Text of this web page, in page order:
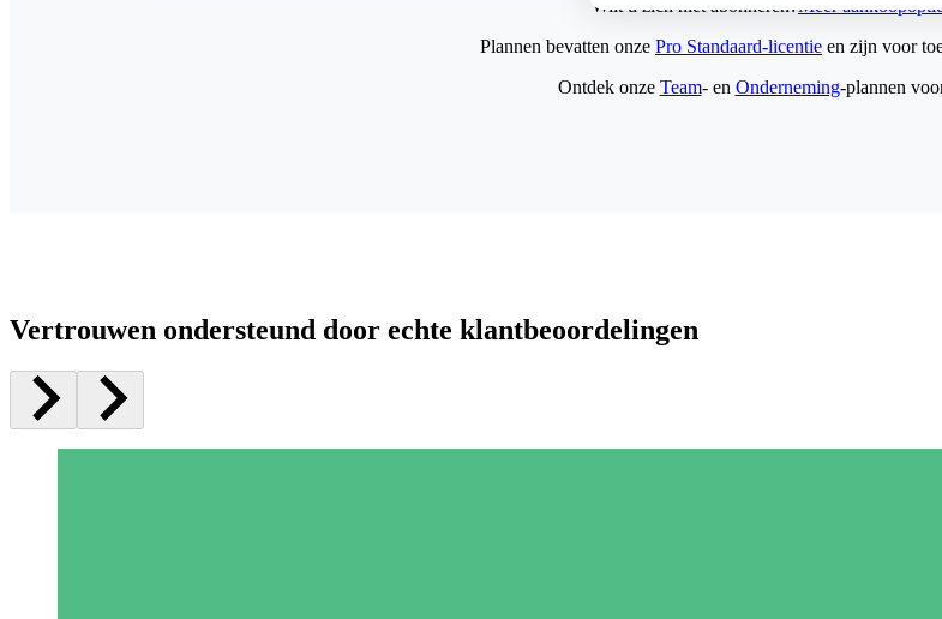
Wilt u zich niet abonneren?Meer
Plannen bevatten onze Pro Standaard-licentie en zijn voor
Ontdek onze Team- en Onderneming-plannen
Vertrouwen ondersteund door echte klantbeoordelingen